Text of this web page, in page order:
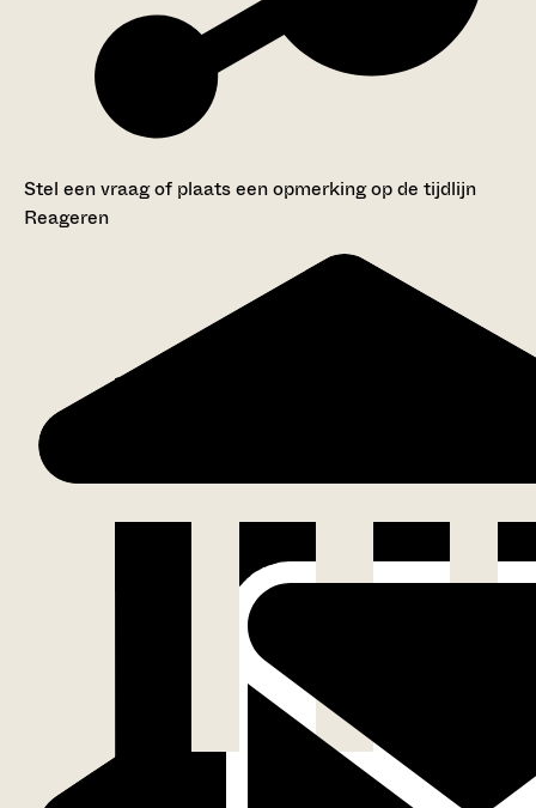
Stel een vraag of plaats een opmerking op de tijdlijn
Reageren